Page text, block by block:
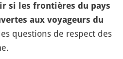
si les frontières du pays
aux voyageurs du
questions de respect des